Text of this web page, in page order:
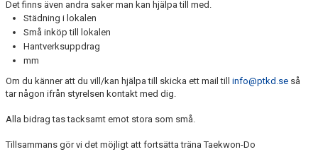
Det finns även andra saker man kan hjälpa till med.
Städning i lokalen
Små inköp till lokalen
Hantverksuppdrag
mm
Om du känner att du vill/kan hjälpa till skicka ett mail till info@ptkd.se så
tar någon ifrån styrelsen kontakt med dig.
Alla bidrag tas tacksamt emot stora som små.
Tillsammans gör vi det möjligt att fortsätta träna Taekwon-Do